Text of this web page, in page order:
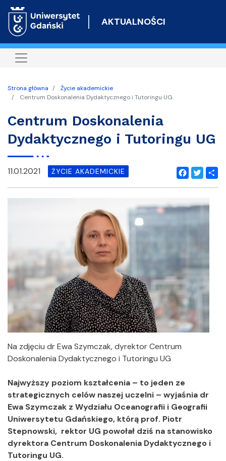
do
AKTUALNOŚCI
Strona główna
Życie akademickie
Centrum Doskonalenia Dydaktycznego i Tutoringu UG
Centrum Doskonalenia
Dydaktycznego i Tutoringu UG
Facebook
Twitter
11.01.2021 ŻYCIE AKADEMICKIE
Na zdjęciu dr Ewa Szymczak, dyrektor Centrum
Doskonalenia Dydaktycznego i Tutoringu UG
Najwyższy poziom kształcenia – to jeden ze
strategicznych celów naszej uczelni – wyjaśnia dr
Ewa Szymczak z Wydziału Oceanografii i Geografii
Uniwersytetu Gdańskiego, którą prof. Piotr
Stepnowski, rektor UG powołał dziś na stanowisko
dyrektora Centrum Doskonalenia Dydaktycznego i
Tutoringu UG.